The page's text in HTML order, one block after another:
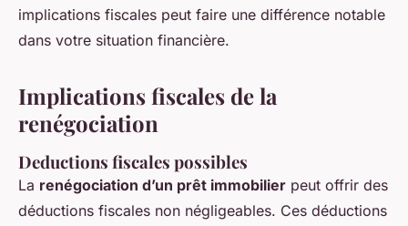
implications fiscales peut faire une différence notable
dans votre situation financière.
Implications fiscales de la
renégociation
Deductions fiscales possibles
La renégociation d’un prêt immobilier peut offrir des
déductions fiscales non négligeables. Ces déductions